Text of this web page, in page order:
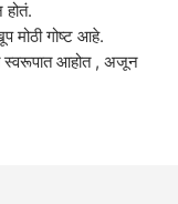
मोठी गोष्ट आहे.
स्वरूपात आहोत , अजून